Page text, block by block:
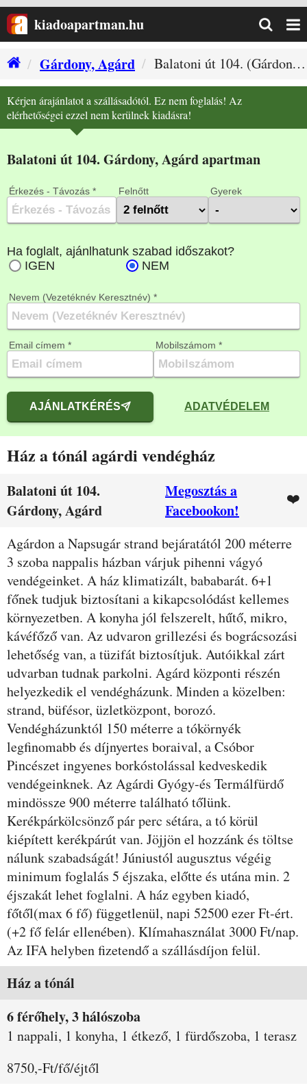
kiadoapartman.hu
Gárdony, Agárd
Balatoni út 104. (Gárdony, Agárd szállás)
Kérjen árajánlatot a szállásadótól. Ez nem foglalás! Az
elérhetőségei ezzel nem kerülnek kiadásra!
Balatoni út 104. Gárdony, Agárd apartman
Érkezés - Távozás * Felnőtt Gyerek
Nevem (Vezetéknév Keresztnév) *
Email címem * Mobilszámom *
AJÁNLATKÉRÉS ADATVÉDELEM
Ház a tónál agárdi vendégház
Balatoni út 104.
Gárdony, Agárd
Megosztás a
Facebookon!
❤️
Leírás
Agárdon a Napsugár strand bejáratától 200 méterre
3 szoba nappalis házban várjuk pihenni vágyó
vendégeinket. A ház klimatizált, bababarát. 6+1
főnek tudjuk biztosítani a kikapcsolódást kellemes
környezetben. A konyha jól felszerelt, hűtő, mikro,
kávéfőző van. Az udvaron grillezési és bográcsozási
lehetőség van, a tüzifát biztosítjuk. Autóikkal zárt
udvarban tudnak parkolni. Agárd központi részén
helyezkedik el vendégházunk. Minden a közelben:
strand, büfésor, üzletközpont, borozó.
Vendégházunktól 150 méterre a tókörnyék
legfinomabb és díjnyertes boraival, a Csóbor
Pincészet ingyenes borkóstolással kedveskedik
vendégeinknek. Az Agárdi Gyógy-és Termálfürdő
mindössze 900 méterre található tőlünk.
Kerékpárkölcsönző pár perc sétára, a tó körül
kiépített kerékpárút van. Jöjjön el hozzánk és töltse
nálunk szabadságát! Júniustól augusztus végéig
minimum foglalás 5 éjszaka, előtte és utána min. 2
éjszakát lehet foglalni. A ház egyben kiadó,
főtől(max 6 fő) függetlenül, napi 52500 ezer Ft-ért.
(+2 fő felár ellenében). Klímahasználat 3000 Ft/nap.
Az IFA helyben fizetendő a szállásdíjon felül.
Szobák és árak
Ház a tónál
6 férőhely, 3 hálószoba
1 nappali, 1 konyha, 1 étkező, 1 fürdőszoba, 1 terasz
8750,-Ft/fő/éjtől